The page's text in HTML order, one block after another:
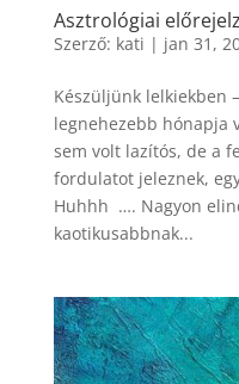
Asztrológiai
Szerző: kati | jan 31,
Készüljünk lelkiekben
legnehezebb hónapja
sem volt lazítós, de a
fordulatot jeleznek,
Huhhh …. Nagyon
kaotikusabbnak...